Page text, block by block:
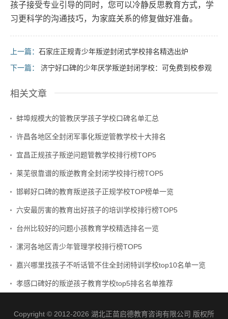
孩子接受专业引导的同时，您可以冷静反思教育方式，学
习更科学的沟通技巧，为家庭关系的修复做好准备。
上一篇： 石家庄正规青少年叛逆封闭式学校排名精选出炉
下一篇：
济宁好口碑的少年厌学叛逆封闭学校：可免费到校参观
相关文章
蚌埠规模大的管教厌学孩子学校口碑名单汇总
许昌各地区全封闭军事化叛逆管教学校十大排名
宜昌正规孩子叛逆问题管教学校排行榜TOP5
莱芜很靠谱的叛逆教育全封闭学校排行榜TOP5
邯郸好口碑的教育叛逆孩子正规学校TOP榜单一览
六安最厉害的教育出好孩子的培训学校排行榜TOP5
台州比较好的问题小孩教育学校精选排名一览
漯河各地区青少年管理学校排行榜TOP5
嘉兴哪里找孩子不听话管不住全封闭特训学校top10名单一览
孝感口碑好的叛逆孩子教育学校top5排名名单推荐
Copyright © 2012-2026 湖北正苗启德教育咨询有限公司 版权所